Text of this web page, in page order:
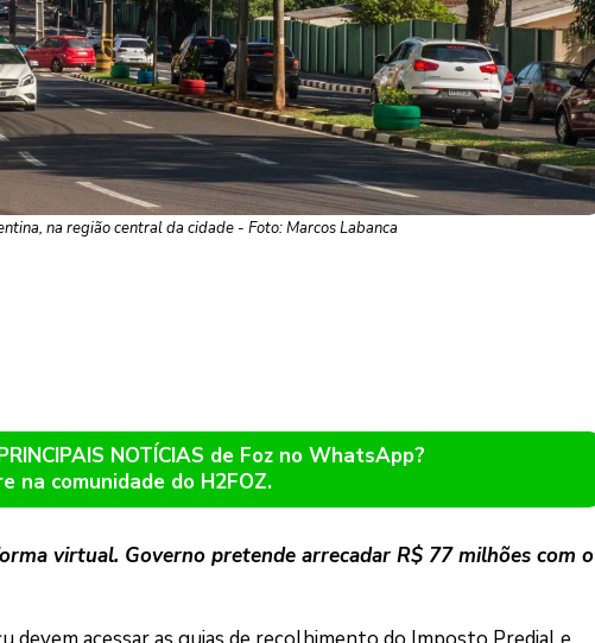
na região central da cidade - Foto: Marcos Labanca
NOTÍCIAS de Foz no WhatsApp?
na comunidade do H2FOZ.
virtual. Governo pretende arrecadar R$ 77 milhões com o